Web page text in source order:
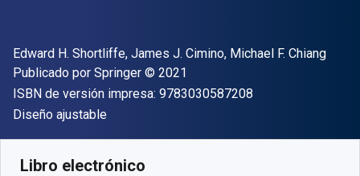
Autor(es)
Edward H. Shortliffe, James J. Cimino, Michael F. Chiang
Editor
Publicado por Springer Copyright
© 2021
ISBN de versión impresa: 9783030587208
Formato
Diseño ajustable
Libro electrónico